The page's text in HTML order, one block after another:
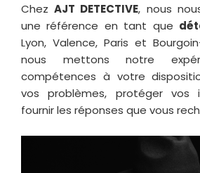
ChezAJT DETECTIVE, nous
une référence en tant que
Lyon, Valence, Paris et
nous mettons notre
compétences à votre
vos problèmes, protéger vos
fournir les réponses que vous